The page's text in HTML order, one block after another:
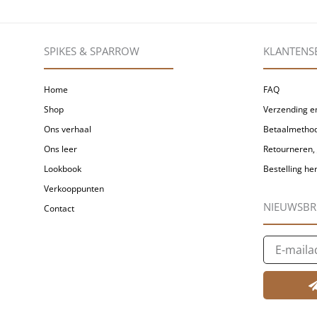
SPIKES & SPARROW
Home
Shop
Ons verhaal
Ons leer
Lookbook
Verkooppunten
Contact
FAQ
Verzending
Bestelling
E-
mailadres